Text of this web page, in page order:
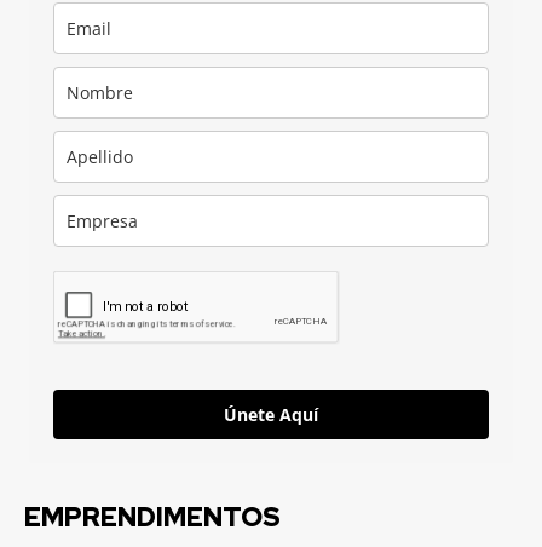
Únete Aquí
EMPRENDIMENTOS